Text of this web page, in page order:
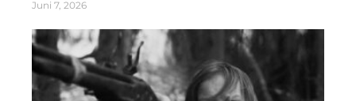
Juni 7, 2026